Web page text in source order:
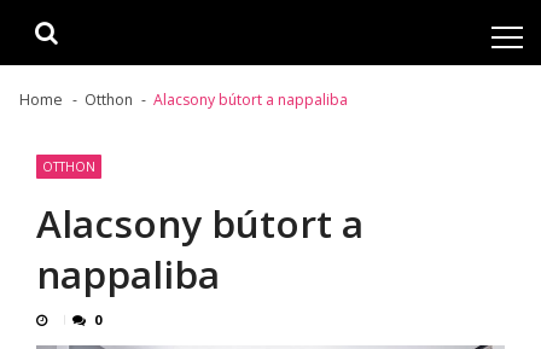
Home Otthon Alacsony bútort a nappaliba
OTTHON
Alacsony bútort a
nappaliba
0